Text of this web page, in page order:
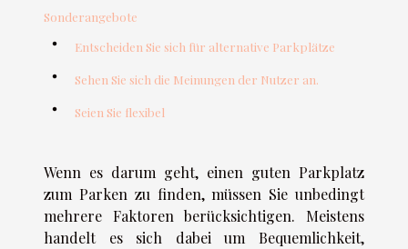
Sonderangebote
Entscheiden Sie sich für alternative Parkplätze
Sehen Sie sich die Meinungen der Nutzer an.
Seien Sie flexibel
Wenn es darum geht, einen guten Parkplatz
zum Parken zu finden, müssen Sie unbedingt
mehrere Faktoren berücksichtigen. Meistens
handelt es sich dabei um Bequemlichkeit,